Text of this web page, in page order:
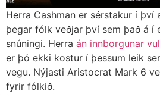
Herra Cashman er sérstakur í því
þegar fólk veðjar því sem það á í
snúningi. Herra án innborgunar
er þó ekki kostur í þessum leik
vegu. Nýjasti Aristocrat Mark 6
fyrir fólkið.